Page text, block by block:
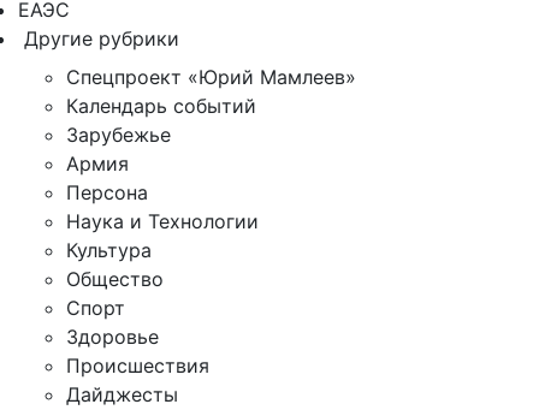
ЕАЭС
Другие рубрики
Спецпроект «Юрий Мамлеев»
Календарь событий
Зарубежье
Армия
Персона
Наука и Технологии
Культура
Общество
Спорт
Здоровье
Происшествия
Дайджесты